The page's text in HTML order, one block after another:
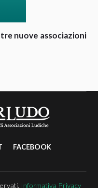
nuove associazioni
FACEBOOK
Informativa Privacy